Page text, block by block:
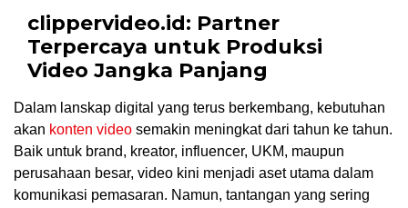
clippervideo.id: Partner
Terpercaya untuk Produksi
Video Jangka Panjang
Dalam lanskap digital yang terus berkembang, kebutuhan
akan konten video semakin meningkat dari tahun ke tahun.
Baik untuk brand, kreator, influencer, UKM, maupun
perusahaan besar, video kini menjadi aset utama dalam
komunikasi pemasaran. Namun, tantangan yang sering